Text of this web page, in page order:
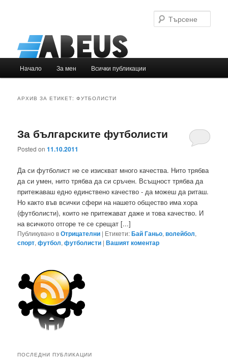
Към
Към
Начало За мен Всички публикации
АРХИВ ЗА ЕТИКЕТ:ФУТБОЛИСТИ
За българските футболисти
Posted on11.10.2011
Да си футболист не се изискват много качества. Нито трябва
да си умен, нито трябва да си сръчен. Всъщност трябва да
притежаваш едно единствено качество - да можеш да риташ.
Но както във всички сфери на нашето общество има хора
(футболисти), които не притежават даже и това качество. И
на всичкото отгоре те се срещат [...]
Публикувано вОтрицателни | Етикети:Бай Ганьо,волейбол,
спорт,футбол,футболисти |Вашият коментар
ПОСЛЕДНИ ПУБЛИКАЦИИ